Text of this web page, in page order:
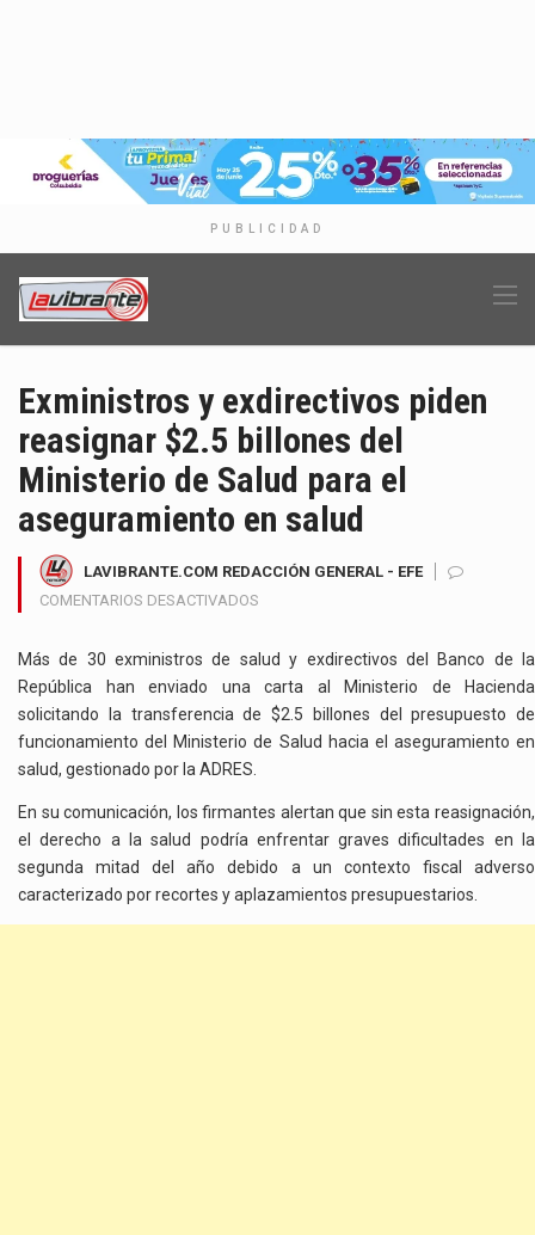
PUBLICIDAD
Exministros y exdirectivos piden
reasignar $2.5 billones del
Ministerio de Salud para el
aseguramiento en salud
LAVIBRANTE.COM REDACCIÓN GENERAL - EFE
COMENTARIOS DESACTIVADOS
Y
EXDIRECTIVOS
REASIGNAR
$2.5
DE
SALUD
PARA
EL
Más de 30 exministros de salud y exdirectivos del Banco de la
República han enviado una carta al Ministerio de Hacienda
solicitando la transferencia de $2.5 billones del presupuesto de
funcionamiento del Ministerio de Salud hacia el aseguramiento en
salud, gestionado por la ADRES.
En su comunicación, los firmantes alertan que sin esta reasignación,
el derecho a la salud podría enfrentar graves dificultades en la
segunda mitad del año debido a un contexto fiscal adverso
caracterizado por recortes y aplazamientos presupuestarios.